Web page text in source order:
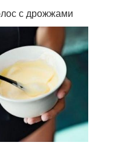
с дрожжами